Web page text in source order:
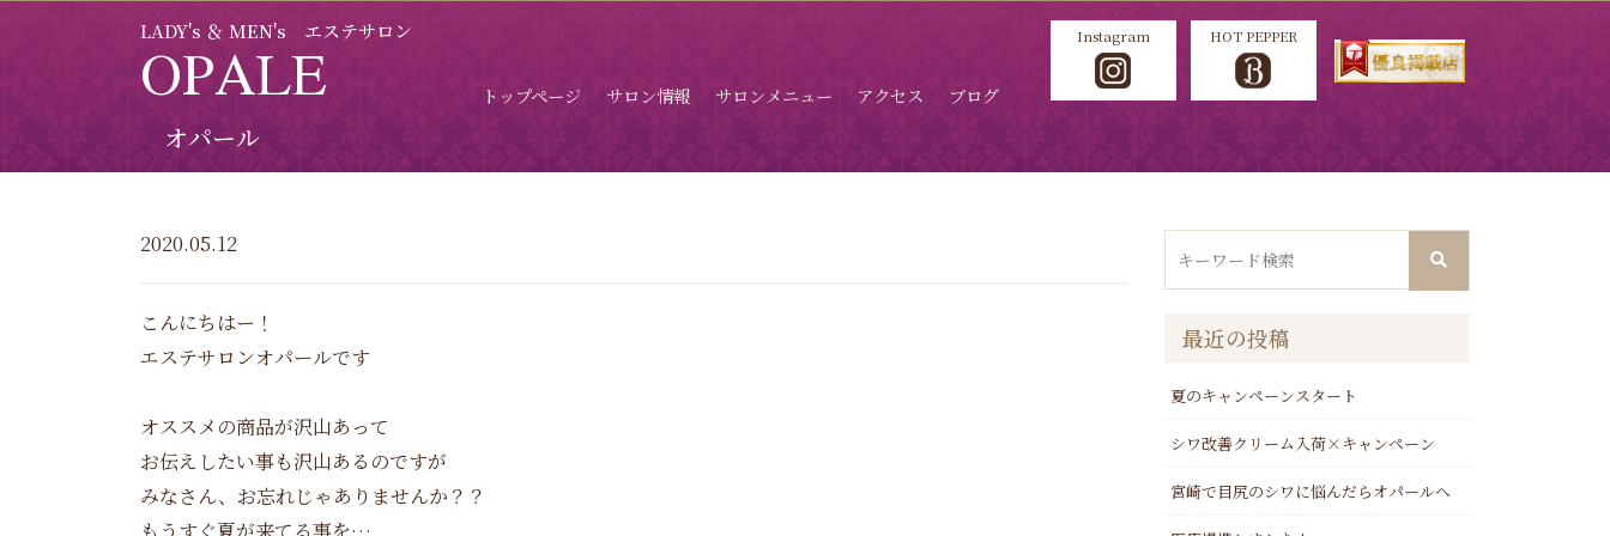
LADY's ＆ MEN's エステサロン
OPALE
オパール
トップページ サロン情報 サロンメニュー アクセス ブログ
Instagram HOT PEPPER
2020.05.12
こんにちはー！
エステサロンオパールです
オススメの商品が沢山あって
お伝えしたい事も沢山あるのですが
みなさん、お忘れじゃありませんか？？
最近の投稿
夏のキャンペーンスタート
シワ改善クリーム入荷×キャンペーン
宮崎で目尻のシワに悩んだらオパールへ